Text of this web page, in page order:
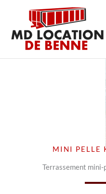
contenu
MINI PELLE
Terrassement